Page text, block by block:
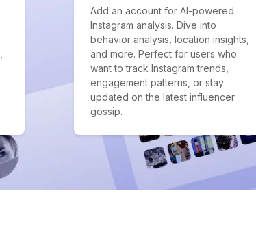
Add an account for AI-powered
Instagram analysis. Dive into
behavior analysis, location insights,
and more. Perfect for users who
want to track Instagram trends,
engagement patterns, or stay
updated on the latest influencer
gossip.